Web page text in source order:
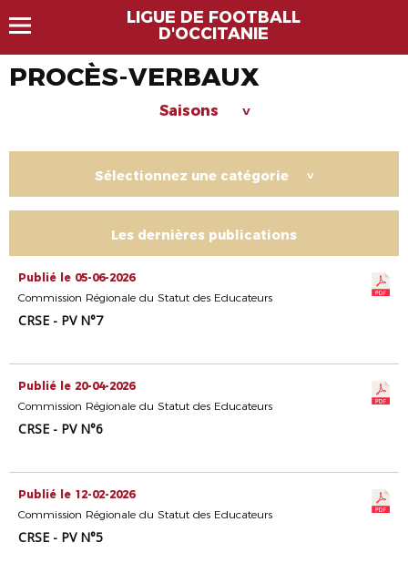
LIGUE DE FOOTBALL
D'OCCITANIE
PROCÈS-VERBAUX
Saisons >
Sélectionnez une catégorie >
Les dernières publications
Publié le 05-06-2026
Commission Régionale du Statut des Educateurs
CRSE - PV N°7
Publié le 20-04-2026
Commission Régionale du Statut des Educateurs
CRSE - PV N°6
Publié le 12-02-2026
Commission Régionale du Statut des Educateurs
CRSE - PV N°5